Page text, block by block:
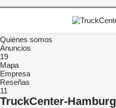
Quiénes somos
Anuncios
19
Mapa
Empresa
Reseñas
11
TruckCenter-Hamburg